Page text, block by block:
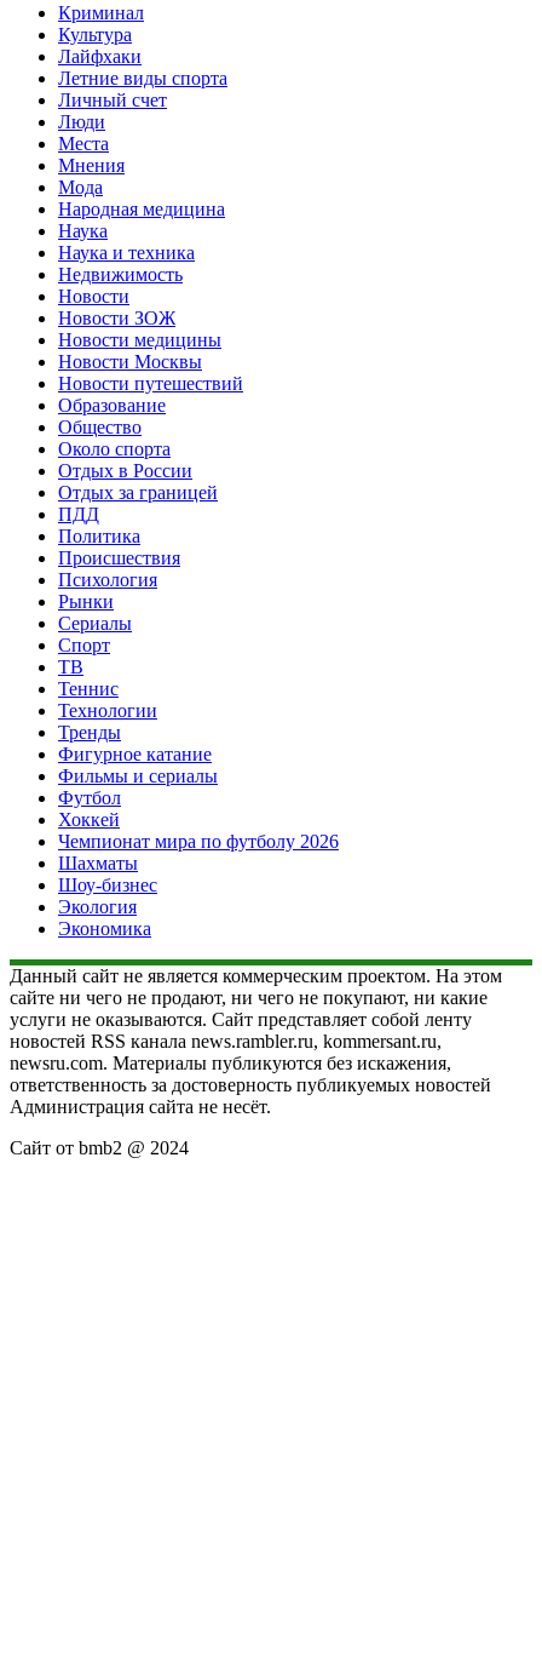
Криминал
Культура
Лайфхаки
Летние виды спорта
Личный счет
Люди
Места
Мнения
Мода
Народная медицина
Наука
Наука и техника
Недвижимость
Новости
Новости ЗОЖ
Новости медицины
Новости Москвы
Новости путешествий
Образование
Общество
Около спорта
Отдых в России
Отдых за границей
ПДД
Политика
Происшествия
Психология
Рынки
Сериалы
Спорт
ТВ
Теннис
Технологии
Тренды
Фигурное катание
Фильмы и сериалы
Футбол
Хоккей
Чемпионат мира по футболу 2026
Шахматы
Шоу-бизнес
Экология
Экономика
Данный сайт не является коммерческим проектом. На этом
сайте ни чего не продают, ни чего не покупают, ни какие
услуги не оказываются. Сайт представляет собой ленту
новостей RSS канала news.rambler.ru, kommersant.ru,
newsru.com. Материалы публикуются без искажения,
ответственность за достоверность публикуемых новостей
Администрация сайта не несёт.
Сайт от bmb2 @ 2024